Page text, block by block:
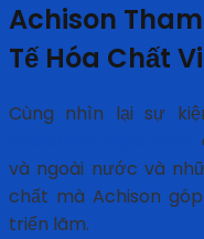
Achison
Tế Hóa Chất
Cùng nhìn lại sự
và ngoài nước và
chất mà Achison
triển lãm.